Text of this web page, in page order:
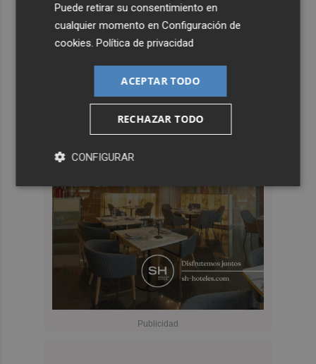
Puede retirar su consentimiento en
cualquier momento enConfiguración de
cookies .Política de privacidad
ACEPTAR TODO
RECHAZAR TODO
CONFIGURAR